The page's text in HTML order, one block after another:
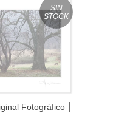
SIN
STOCK
Fotográfico │